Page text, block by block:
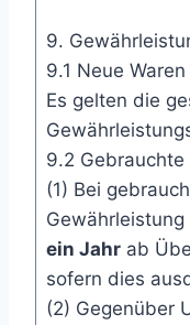
9.
9.1 Neue Waren
Es gelten die
9.2 Gebrauchte
(1) Bei
ein Jahrab
sofern dies
(2) Gegenüber